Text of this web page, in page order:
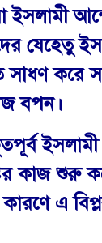
যেহেতু
করে
বপন।
ইসলামী
শুরু
এ